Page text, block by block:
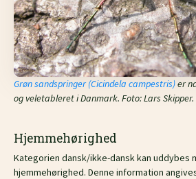
Grøn sandspringer (Cicindela campestris)er
og veletableret i Danmark. Foto: Lars Skipper.
Hjemmehørighed
Kategorien dansk/ikke-dansk kan uddybes
hjemmehørighed. Denne information